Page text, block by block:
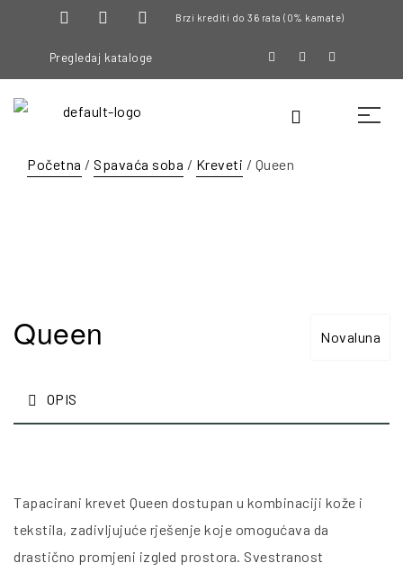
Brzi krediti do 36 rata (0% kamate)
Pregledaj kataloge
Početna / Spavaća soba / Kreveti / Queen
Novaluna
Queen
OPIS
Tapacirani krevet Queen dostupan u kombinaciji kože i
tekstila, zadivljujuće rješenje koje omogućava da
drastično promjeni izgled prostora. Svestranost